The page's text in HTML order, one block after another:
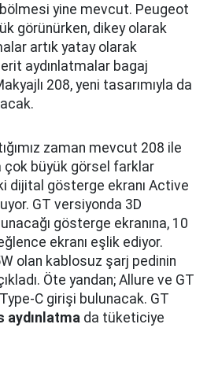
yine mevcut. Peugeot
görünürken, dikey olarak
artık yatay olarak
aydınlatmalar bagaj
208, yeni tasarımıyla da
zaman mevcut 208 ile
çok büyük görsel farklar
dijital gösterge ekranı Active
GT versiyonda 3D
gösterge ekranına, 10
ekranı eşlik ediyor.
olan kablosuz şarj pedinin
Öte yandan; Allure ve GT
C girişi bulunacak. GT
aydınlatma da tüketiciye